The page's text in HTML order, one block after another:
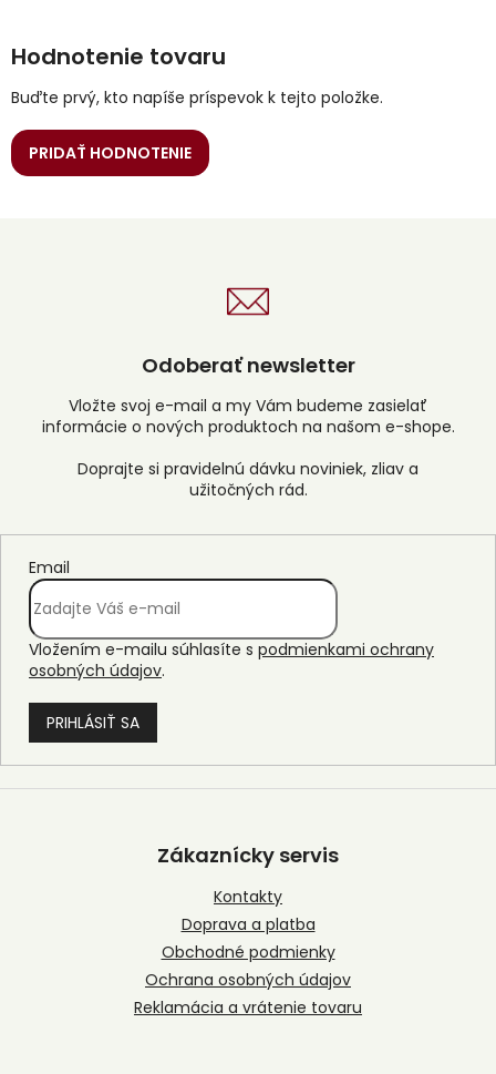
Hodnotenie tovaru
Buďte prvý, kto napíše príspevok k tejto položke.
PRIDAŤ HODNOTENIE
Odoberať newsletter
Vložte svoj e-mail a my Vám budeme zasielať
informácie o nových produktoch na našom e-shope.
Email
Vložením e-mailu súhlasíte s podmienkami ochrany
osobných údajov.
PRIHLÁSIŤ SA
Z
Zákaznícky servis
Kontakty
Doprava a platba
Obchodné podmienky
Ochrana osobných údajov
Reklamácia a vrátenie tovaru